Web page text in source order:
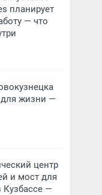
планирует
— что
жизни —
центр
и мост для
Кузбассе —